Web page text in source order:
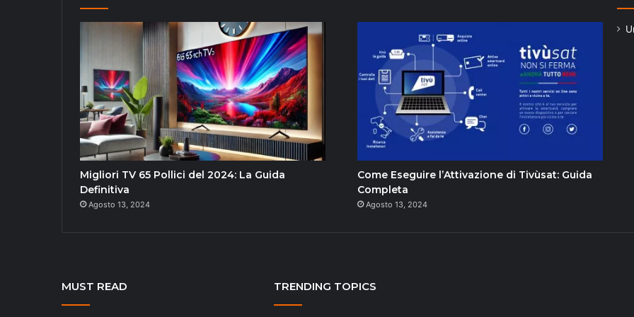
Migliori TV 65 Pollici del 2024: La Guida
Definitiva
Agosto 13, 2024
Come Eseguire l’Attivazione di Tivùsat: Guida
Completa
Agosto 13, 2024
MUST READ TRENDING TOPICS